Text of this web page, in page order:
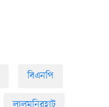
বিএনপি